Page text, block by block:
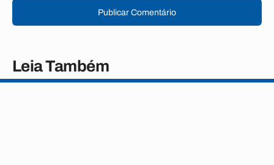
Publicar Comentário
Leia Também